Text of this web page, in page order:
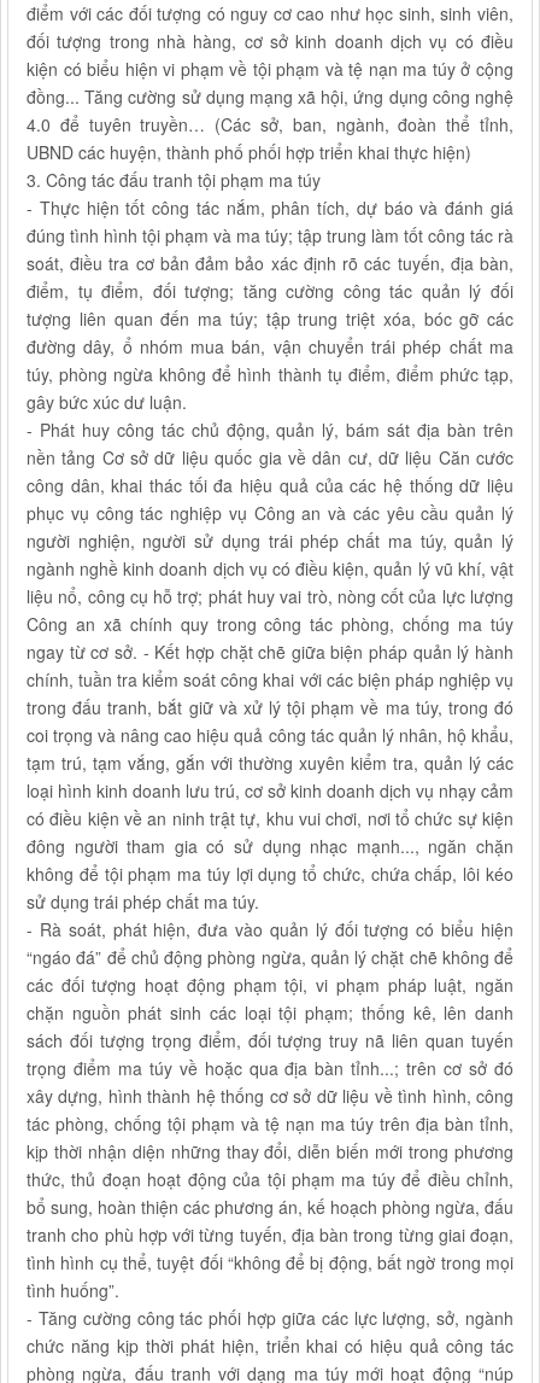
điểm với các đối tượng có nguy cơ cao như học sinh, sinh viên,
đối tượng trong nhà hàng, cơ sở kinh doanh dịch vụ có điều
kiện có biểu hiện vi phạm về tội phạm và tệ nạn ma túy ở cộng
đồng... Tăng cường sử dụng mạng xã hội, ứng dụng công nghệ
4.0 để tuyên truyền… (Các sở, ban, ngành, đoàn thể tỉnh,
UBND các huyện, thành phố phối hợp triển khai thực hiện)
3. Công tác đấu tranh tội phạm ma túy
- Thực hiện tốt công tác nắm, phân tích, dự báo và đánh giá
đúng tình hình tội phạm và ma túy; tập trung làm tốt công tác rà
soát, điều tra cơ bản đảm bảo xác định rõ các tuyến, địa bàn,
điểm, tụ điểm, đối tượng; tăng cường công tác quản lý đối
tượng liên quan đến ma túy; tập trung triệt xóa, bóc gỡ các
đường dây, ổ nhóm mua bán, vận chuyển trái phép chất ma
túy, phòng ngừa không để hình thành tụ điểm, điểm phức tạp,
gây bức xúc dư luận.
- Phát huy công tác chủ động, quản lý, bám sát địa bàn trên
nền tảng Cơ sở dữ liệu quốc gia về dân cư, dữ liệu Căn cước
công dân, khai thác tối đa hiệu quả của các hệ thống dữ liệu
phục vụ công tác nghiệp vụ Công an và các yêu cầu quản lý
người nghiện, người sử dụng trái phép chất ma túy, quản lý
ngành nghề kinh doanh dịch vụ có điều kiện, quản lý vũ khí, vật
liệu nổ, công cụ hỗ trợ; phát huy vai trò, nòng cốt của lực lượng
Công an xã chính quy trong công tác phòng, chống ma túy
ngay từ cơ sở. - Kết hợp chặt chẽ giữa biện pháp quản lý hành
chính, tuần tra kiểm soát công khai với các biện pháp nghiệp vụ
trong đấu tranh, bắt giữ và xử lý tội phạm về ma túy, trong đó
coi trọng và nâng cao hiệu quả công tác quản lý nhân, hộ khẩu,
tạm trú, tạm vắng, gắn với thường xuyên kiểm tra, quản lý các
loại hình kinh doanh lưu trú, cơ sở kinh doanh dịch vụ nhạy cảm
có điều kiện về an ninh trật tự, khu vui chơi, nơi tổ chức sự kiện
đông người tham gia có sử dụng nhạc mạnh..., ngăn chặn
không để tội phạm ma túy lợi dụng tổ chức, chứa chấp, lôi kéo
sử dụng trái phép chất ma túy.
- Rà soát, phát hiện, đưa vào quản lý đối tượng có biểu hiện
“ngáo đá” để chủ động phòng ngừa, quản lý chặt chẽ không để
các đối tượng hoạt động phạm tội, vi phạm pháp luật, ngăn
chặn nguồn phát sinh các loại tội phạm; thống kê, lên danh
sách đối tượng trọng điểm, đối tượng truy nã liên quan tuyến
trọng điểm ma túy về hoặc qua địa bàn tỉnh...; trên cơ sở đó
xây dựng, hình thành hệ thống cơ sở dữ liệu về tình hình, công
tác phòng, chống tội phạm và tệ nạn ma túy trên địa bàn tỉnh,
kịp thời nhận diện những thay đổi, diễn biến mới trong phương
thức, thủ đoạn hoạt động của tội phạm ma túy để điều chỉnh,
bổ sung, hoàn thiện các phương án, kế hoạch phòng ngừa, đấu
tranh cho phù hợp với từng tuyến, địa bàn trong từng giai đoạn,
tình hình cụ thể, tuyệt đối “không để bị động, bất ngờ trong mọi
tình huống”.
- Tăng cường công tác phối hợp giữa các lực lượng, sở, ngành
chức năng kịp thời phát hiện, triển khai có hiệu quả công tác
phòng ngừa, đấu tranh với dạng ma túy mới hoạt động “núp